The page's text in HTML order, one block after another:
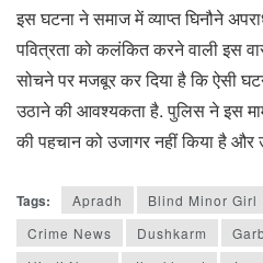
इस घटना ने समाज में व्याप्त घिनौने
पवित्रता को कलंकित करने वाली इस
सोचने पर मजबूर कर दिया है कि ऐसी
उठाने की आवश्यकता है. पुलिस ने इस
की पहचान को उजागर नहीं किया है और
Tags: Apradh Blind Minor Girl
Crime News
Dushkarm